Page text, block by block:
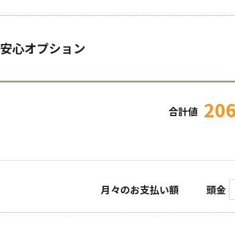
安心オプション
合計値
月々のお支払い額 頭金